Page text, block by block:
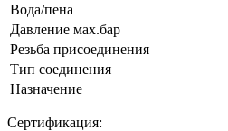
Вода/пена
Давление мах.бар
Резьба присоединения
Тип соединения
Назначение
Сертификация: